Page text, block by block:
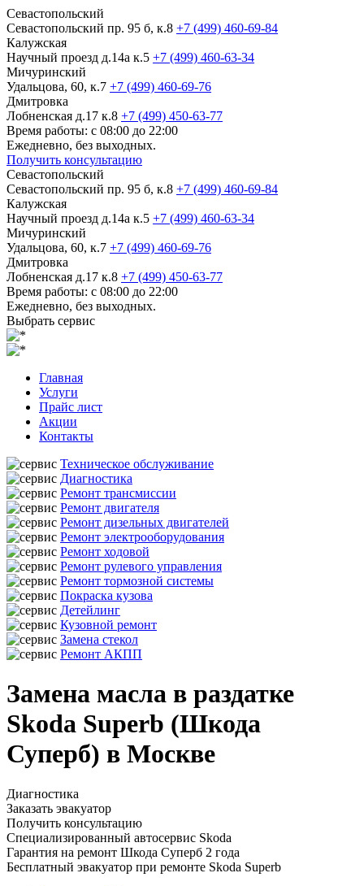
Севастопольский
Севастопольский пр. 95 б, к.8 +7 (499) 460-69-84
Калужская
Научный проезд д.14а к.5 +7 (499) 460-63-34
Мичуринский
Удальцова, 60, к.7 +7 (499) 460-69-76
Дмитровка
Лобненская д.17 к.8 +7 (499) 450-63-77
Время работы: с 08:00 до 22:00
Ежедневно, без выходных.
Получить консультацию
Севастопольский
Севастопольский пр. 95 б, к.8 +7 (499) 460-69-84
Калужская
Научный проезд д.14а к.5 +7 (499) 460-63-34
Мичуринский
Удальцова, 60, к.7 +7 (499) 460-69-76
Дмитровка
Лобненская д.17 к.8 +7 (499) 450-63-77
Время работы: с 08:00 до 22:00
Ежедневно, без выходных.
Выбрать сервис
Главная
Услуги
Прайс лист
Акции
Контакты
Техническое обслуживание
Диагностика
Ремонт трансмиссии
Ремонт двигателя
Ремонт дизельных двигателей
Ремонт электрооборудования
Ремонт ходовой
Ремонт рулевого управления
Ремонт тормозной системы
Покраска кузова
Детейлинг
Кузовной ремонт
Замена стекол
Ремонт АКПП
Замена масла в раздатке
Skoda Superb (Шкода
Суперб) в Москве
Диагностика
Заказать эвакуатор
Получить консультацию
Специализированный автосервис Skoda
Гарантия на ремонт Шкода Суперб 2 года
Бесплатный эвакуатор при ремонте Skoda Superb